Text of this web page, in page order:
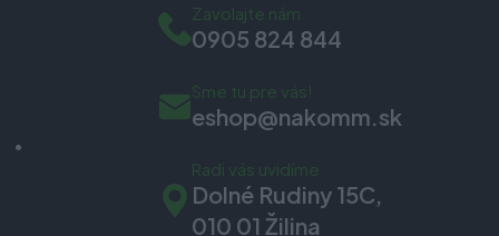
Zavolajte nám
0905 824 844
Sme tu pre vás!
eshop@nakomm.sk
Radi vás uvidíme
Dolné Rudiny 15C,
010 01 Žilina